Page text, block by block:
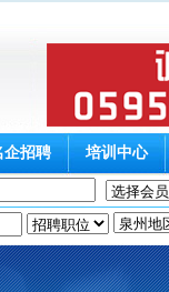
企招聘 培训中心